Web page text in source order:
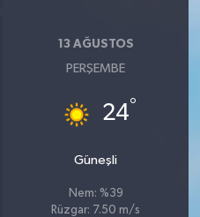
13 AĞUSTOS
PERŞEMBE
24°
Güneşli
Nem: %39
Rüzgar: 7.50 m/s